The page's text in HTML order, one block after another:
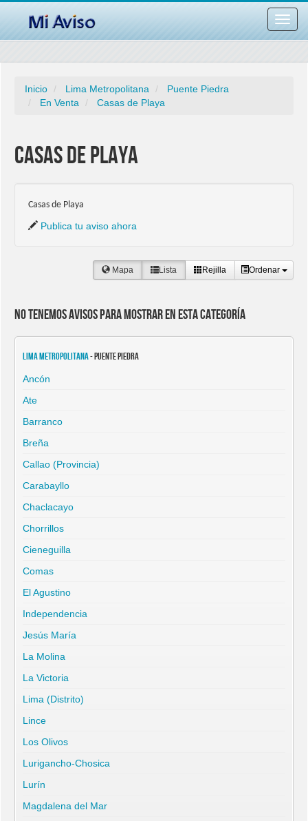
barra
Inicio Lima Metropolitana
Puente Piedra
En Venta
Casas de Playa
Casas de Playa
Casas de Playa
Publica tu aviso ahora
Mapa Lista Rejilla Ordenar
No tenemos avisos para mostrar en esta categoría
Lima Metropolitana- Puente Piedra
Ancón
Ate
Barranco
Breña
Callao (Provincia)
Carabayllo
Chaclacayo
Chorrillos
Cieneguilla
Comas
El Agustino
Independencia
Jesús María
La Molina
La Victoria
Lima (Distrito)
Lince
Los Olivos
Lurigancho-Chosica
Lurín
Magdalena del Mar